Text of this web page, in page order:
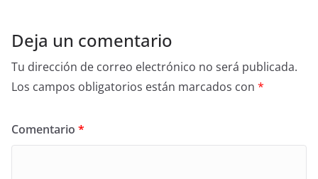
Deja un comentario
Tu dirección de correo electrónico no será publicada.
Los campos obligatorios están marcados con *
Comentario *